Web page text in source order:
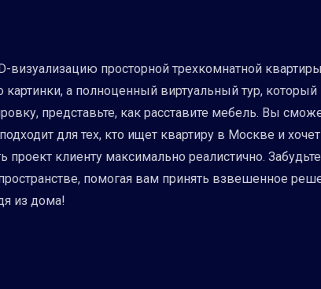
просторной трехкомнатной
а полноценный виртуальный тур, который
представьте, как расставите мебель. Вы
для тех, кто ищет квартиру в Москве и
клиенту максимально реалистично.
помогая вам принять взвешенное
из дома!